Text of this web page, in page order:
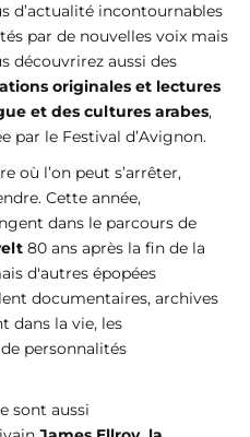
d’actualité incontournables
par de nouvelles voix mais
découvrirez aussi des
originales et lectures
et des cultures arabes,
par le Festival d’Avignon.
où l’on peut s’arrêter,
Cette année,
dans le parcours de
80 ans après la fin de la
d'autres épopées
documentaires, archives
dans la vie, les
personnalités
sont aussi